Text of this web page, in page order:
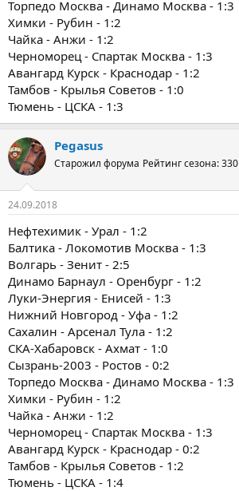
Торпедо Москва - Динамо Москва - 1:3
Химки - Рубин - 1:2
Чайка - Анжи - 1:2
Черноморец - Спартак Москва - 1:3
Авангард Курск - Краснодар - 1:2
Тамбов - Крылья Советов - 1:0
Тюмень - ЦСКА - 1:3
Pegasus
Старожил форума Рейтинг сезона: 330
24.09.2018
Нефтехимик - Урал - 1:2
Балтика - Локомотив Москва - 1:3
Волгарь - Зенит - 2:5
Динамо Барнаул - Оренбург - 1:2
Луки-Энергия - Енисей - 1:3
Нижний Новгород - Уфа - 1:2
Сахалин - Арсенал Тула - 1:2
СКА-Хабаровск - Ахмат - 1:0
Сызрань-2003 - Ростов - 0:2
Торпедо Москва - Динамо Москва - 1:3
Химки - Рубин - 1:2
Чайка - Анжи - 1:2
Черноморец - Спартак Москва - 1:3
Авангард Курск - Краснодар - 0:2
Тамбов - Крылья Советов - 1:2
Тюмень - ЦСКА - 1:4